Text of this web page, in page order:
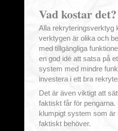
Vad kostar det?
Alla rekryteringsverktyg
verktygen är olika och
med tillgängliga
en god idé att satsa på
system med mindre
investera i ett bra
Det är även viktigt att
faktiskt får för
klumpigt system som är
faktiskt behöver.